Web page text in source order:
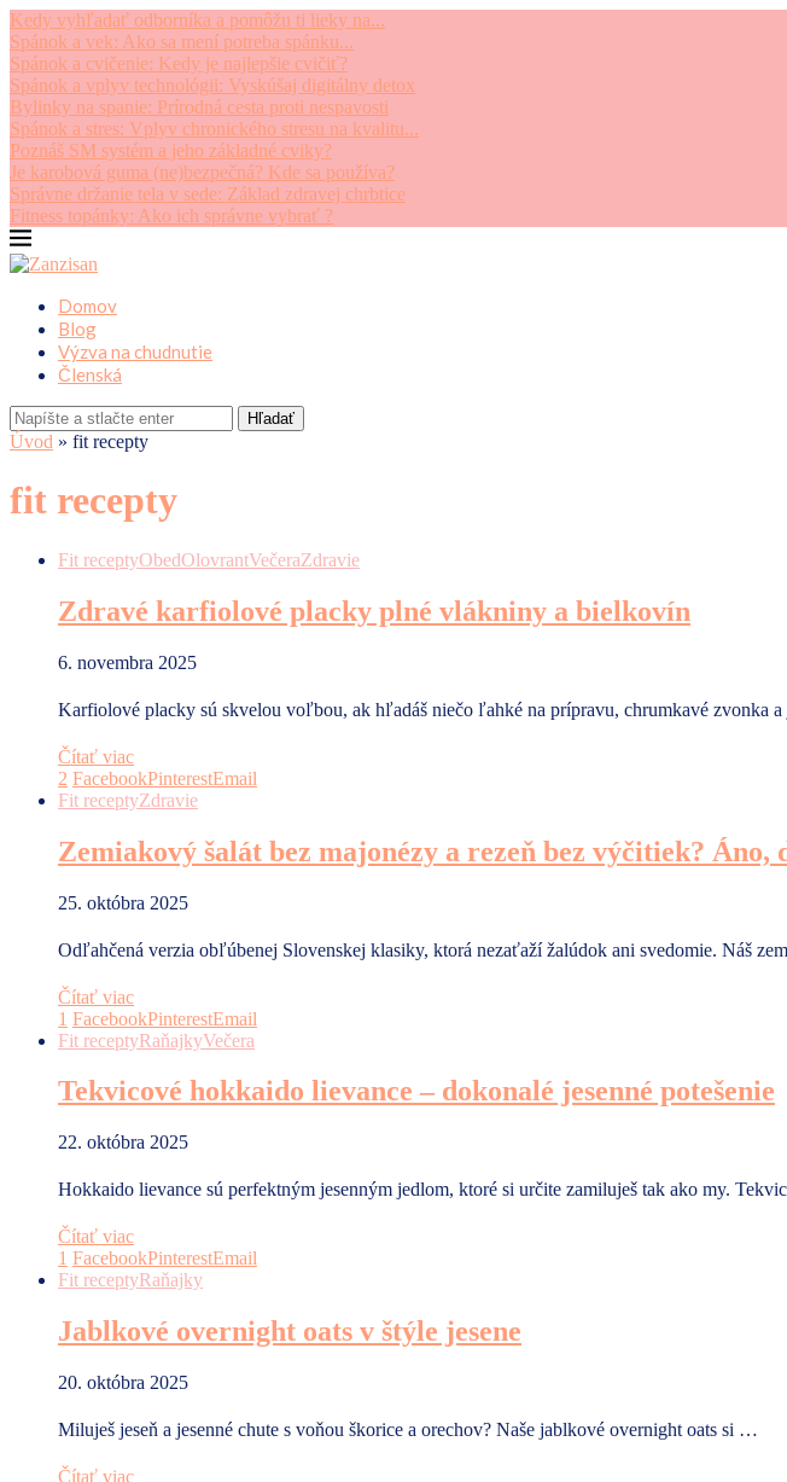
Kedy vyhľadať odborníka a pomôžu ti lieky na...
Spánok a vek: Ako sa mení potreba spánku...
Spánok a cvičenie: Kedy je najlepšie cvičiť?
Spánok a vplyv technológii: Vyskúšaj digitálny detox
Bylinky na spanie: Prírodná cesta proti nespavosti
Spánok a stres: Vplyv chronického stresu na kvalitu...
Poznáš SM systém a jeho základné cviky?
Je karobová guma (ne)bezpečná? Kde sa používa?
Správne držanie tela v sede: Základ zdravej chrbtice
Fitness topánky: Ako ich správne vybrať ?
Domov
Blog
Výzva na chudnutie
Členská
Hľadať
Úvod » fit recepty
fit recepty
Fit receptyObedOlovrantVečeraZdravie
Zdravé karfiolové placky plné vlákniny a bielkovín
6. novembra 2025
Karfiolové placky sú skvelou voľbou, ak hľadáš niečo ľahké na prípravu, chrumkavé zvonka
Čítať viac
2 FacebookPinterestEmail
Fit receptyZdravie
Zemiakový šalát bez majonézy a rezeň bez výčitiek? Áno,
25. októbra 2025
Odľahčená verzia obľúbenej Slovenskej klasiky, ktorá nezaťaží žalúdok ani svedomie. Náš
Čítať viac
1 FacebookPinterestEmail
Fit receptyRaňajkyVečera
Tekvicové hokkaido lievance – dokonalé jesenné potešenie
22. októbra 2025
Hokkaido lievance sú perfektným jesenným jedlom, ktoré si určite zamiluješ tak ako my.
Čítať viac
1 FacebookPinterestEmail
Fit receptyRaňajky
Jablkové overnight oats v štýle jesene
20. októbra 2025
Miluješ jeseň a jesenné chute s voňou škorice a orechov? Naše jablkové overnight oats si …
Čítať viac